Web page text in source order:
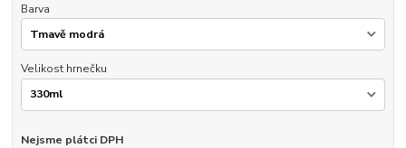
Barva
Velikost hrnečku
Nejsme plátci DPH